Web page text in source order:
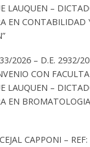
LAUQUEN –
EN CONTABILIDAD
2026 – D.E. 2932/
CON
LAUQUEN –
EN
CAPPONI –